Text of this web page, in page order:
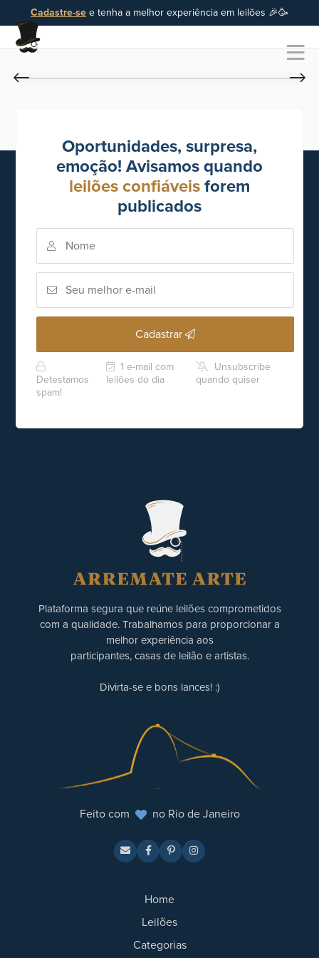
Cadastre-se e tenha a melhor experiência em leilões 🎉🥳
Oportunidades, surpresa,
emoção! Avisamos quando
leilões confiáveis forem
publicados
Cadastrar
Detestamos
spam!
1 e-mail com
leilões do dia
Unsubscribe
quando quiser
Plataforma segura que reúne leilões comprometidos
com a qualidade. Trabalhamos para proporcionar a
melhor experiência aos
participantes, casas de leilão e artistas.
Divirta-se e bons lances! :)
Feito com no Rio de Janeiro
Home
Leilões
Categorias